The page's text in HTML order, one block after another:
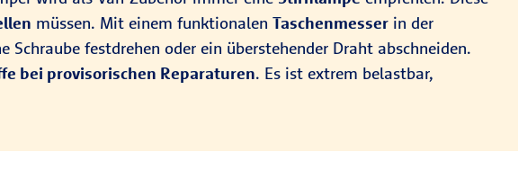
müssen. Mit einem funktionalen Taschenmesser in der
festdrehen oder ein überstehender Draht abschneiden.
bei provisorischen Reparaturen. Es ist extrem belastbar,